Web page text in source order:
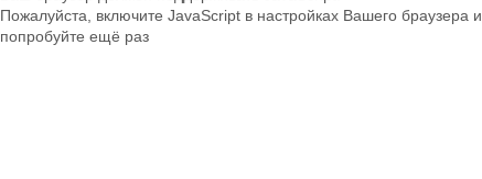
Пожалуйста, включите JavaScript в настройках Вашего браузера и
попробуйте ещё раз